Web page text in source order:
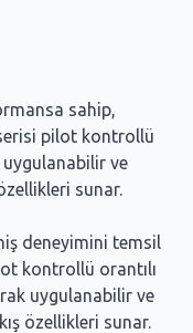
sahip,
pilot kontrollü
uygulanabilir ve
sunar.
deneyimini temsil
kontrollü orantılı
uygulanabilir ve
özellikleri sunar.